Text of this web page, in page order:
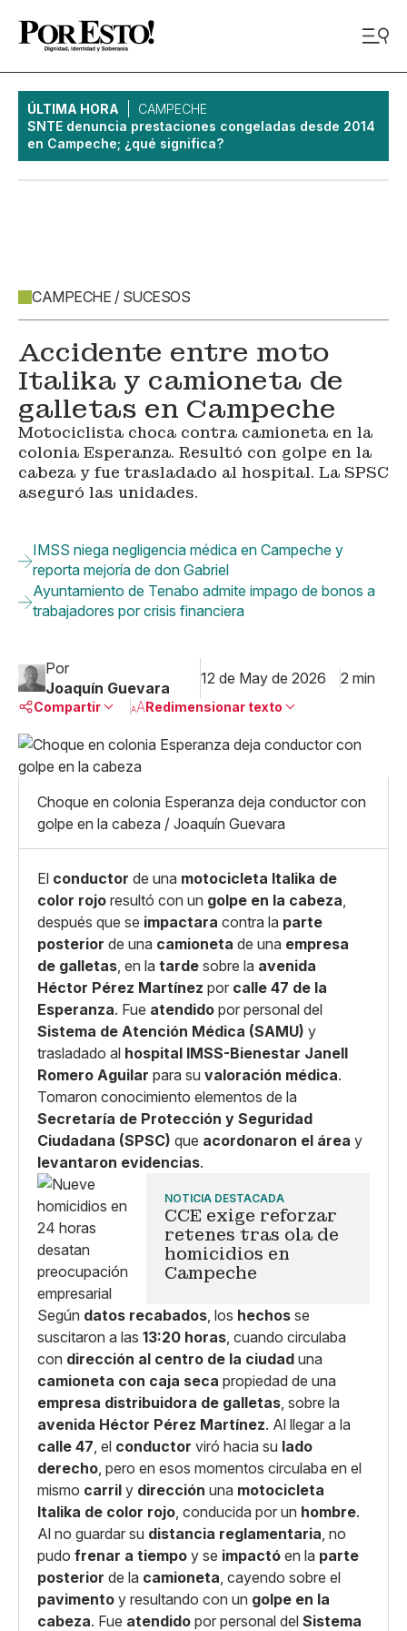
ÚLTIMA HORA
CAMPECHE
SNTE denuncia prestaciones congeladas desde 2014
en Campeche; ¿qué significa?
CAMPECHE / SUCESOS
Accidente entre moto
Italika y camioneta de
galletas en Campeche
Motociclista choca contra camioneta en la
colonia Esperanza. Resultó con golpe en la
cabeza y fue trasladado al hospital. La SPSC
aseguró las unidades.
IMSS niega negligencia médica en Campeche y
reporta mejoría de don Gabriel
Ayuntamiento de Tenabo admite impago de bonos a
trabajadores por crisis financiera
Por
Joaquín Guevara
12 de May de 2026 2 min
Compartir
Linkedin
X
Whatsapp
Copiar enlace
Redimensionar texto
Grande
Choque en colonia Esperanza deja conductor con
golpe en la cabeza / Joaquín Guevara
El conductor de una motocicleta Italika de
color rojo resultó con un golpe en la cabeza,
después que se impactara contra la parte
posterior de una camioneta de una empresa
de galletas, en la tarde sobre la avenida
Héctor Pérez Martínez por calle 47 de la
Esperanza. Fue atendido por personal del
Sistema de Atención Médica (SAMU) y
trasladado al hospital IMSS-Bienestar Janell
Romero Aguilar para su valoración médica.
Tomaron conocimiento elementos de la
Secretaría de Protección y Seguridad
Ciudadana (SPSC) que acordonaron el área y
levantaron evidencias.
NOTICIA DESTACADA
CCE exige reforzar
retenes tras ola de
homicidios en
Campeche
Según datos recabados, los hechos se
suscitaron a las 13:20 horas, cuando circulaba
con dirección al centro de la ciudad una
camioneta con caja seca propiedad de una
empresa distribuidora de galletas, sobre la
avenida Héctor Pérez Martínez. Al llegar a la
calle 47, el conductor viró hacia su lado
derecho, pero en esos momentos circulaba en el
mismo carril y dirección una motocicleta
Italika de color rojo, conducida por un hombre.
Al no guardar su distancia reglamentaria, no
pudo frenar a tiempo y se impactó en la parte
posterior de la camioneta, cayendo sobre el
pavimento y resultando con un golpe en la
cabeza. Fue atendido por personal del Sistema